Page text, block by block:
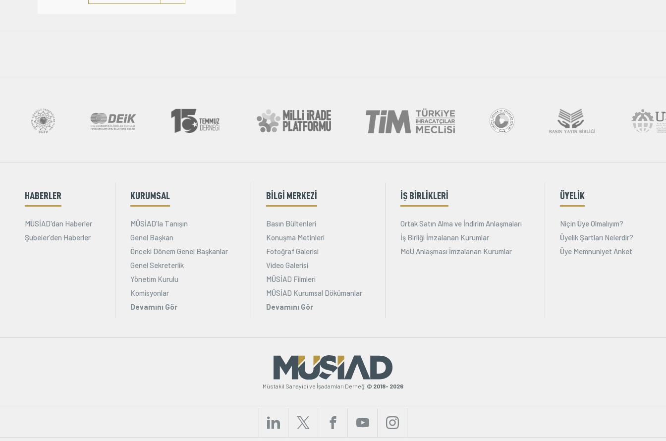
HABERLER
MÜSİAD'dan Haberler
Şubeler'den Haberler
KURUMSAL
MÜSİAD'la Tanışın
Genel Başkan
Önceki Dönem Genel Başkanlar
Genel Sekreterlik
Yönetim Kurulu
Komisyonlar
Devamını Gör
BİLGİ MERKEZİ
Basın Bültenleri
Konuşma Metinleri
Fotoğraf Galerisi
Video Galerisi
MÜSİAD Filmleri
MÜSİAD Kurumsal Dökümanlar
Devamını Gör
İŞ BİRLİKLERİ
Ortak Satın Alma ve İndirim Anlaşmaları
İş Birliği İmzalanan Kurumlar
MoU Anlaşması İmzalanan Kurumlar
ÜYELİK
Niçin Üye Olmalıyım?
Üyelik Şartları Nelerdir?
Üye Memnuniyet Anket
Müstakil Sanayici ve İşadamları Derneği © 2018- 2026